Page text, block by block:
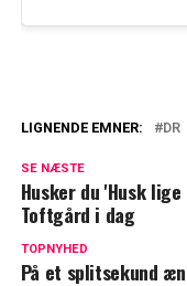
ved et
DR og TV
LIGNENDE EMNER: DR
SE NÆSTE
Husker du 'Husk
Toftgård i dag
TOPNYHED
På et splitsekund